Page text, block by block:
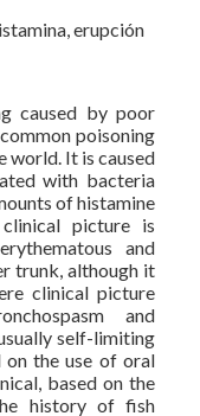
erupción
caused by poor
poisoning
world. It is caused
with bacteria
of histamine
picture is
and
trunk, although it
clinical picture
and
self-limiting
on the use of oral
based on the
history of fish